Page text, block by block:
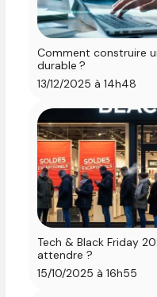
Comment construire
durable ?
13/12/2025 à 14h48
Tech & Black Friday
attendre ?
15/10/2025 à 16h55